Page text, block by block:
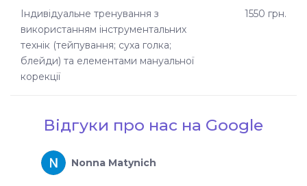
Індивідуальне тренування з
використанням інструментальних
технік (тейпування; суха голка;
блейди) та елементами мануальної
корекції
1550 грн.
Відгуки про нас на Google
Nonna Matynich